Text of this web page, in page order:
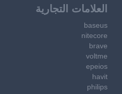
العلامات التجارية
baseus
nitecore
brave
voltme
epeios
havit
philips